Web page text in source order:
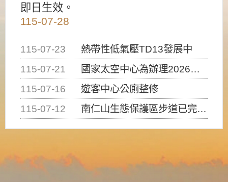
即日生效。
115-07-28
115-07-23
熱帶性低氣壓TD13發展中
115-07-21
國家太空中心為辦理2026台灣盃火箭競賽，陸、海、空域警戒及協調相關事宜，因颱風備案事宜
115-07-16
遊客中心公廁整修
115-07-12
南仁山生態保護區步道已完成修復，自115年7月13日（星期一）起恢復開放入園，歡迎民眾依規定申請入園....